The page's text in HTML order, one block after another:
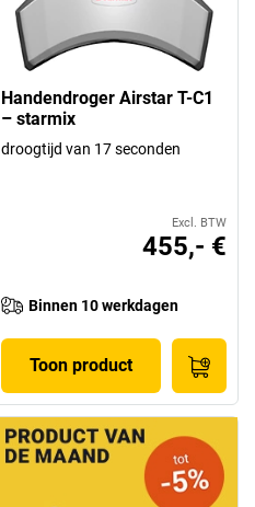
Handendroger Airstar T-C1
– starmix
droogtijd van 17 seconden
Excl. BTW
455,- €
Binnen 10 werkdagen
Toon product